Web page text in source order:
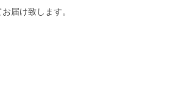
届け致します。